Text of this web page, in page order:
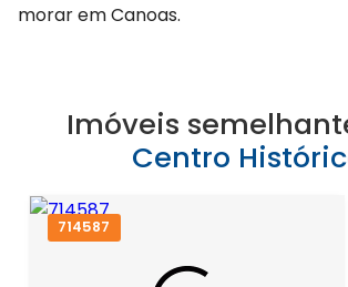
morar em Canoas.
Imóveis
Centro
714587